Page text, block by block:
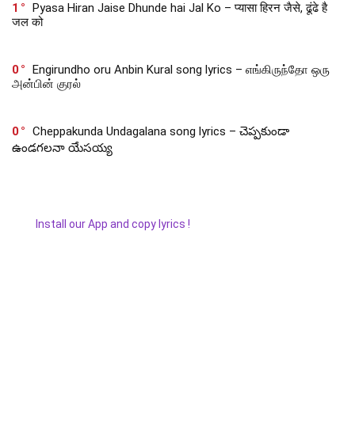
1
Pyasa Hiran Jaise Dhunde hai Jal Ko – प्यासा हिरन जैसे, ढूंढे है
जल को
0
Engirundho oru Anbin Kural song lyrics – எங்கிருந்தோ ஒரு
அன்பின் குரல்
0
Cheppakunda Undagalana song lyrics – చెప్పకుండా
ఉండగలనా యేసయ్య
Install our App and copy lyrics !